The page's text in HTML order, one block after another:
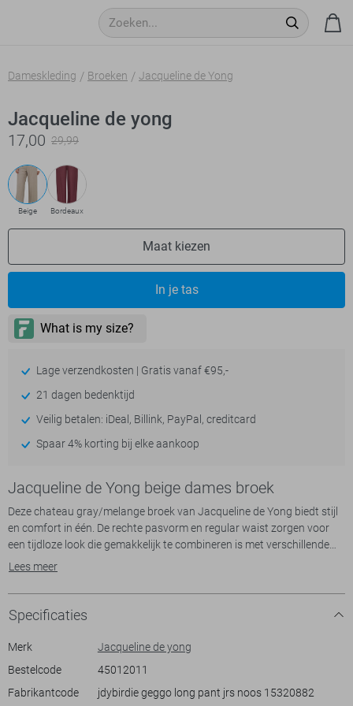
Dameskleding Broeken Jacqueline de Yong
Jacqueline de yong
17,00 29,99
Beige Bordeaux
Maat kiezen
In je tas
Lage verzendkosten | Gratis vanaf €95,-
21 dagen bedenktijd
Veilig betalen: iDeal, Billink, PayPal, creditcard
Spaar 4% korting bij elke aankoop
Jacqueline de Yong beige dames broek
Deze chateau gray/melange broek van Jacqueline de Yong biedt stijl
en comfort in één. De rechte pasvorm en regular waist zorgen voor
een tijdloze look die gemakkelijk te combineren is met verschillende
tops en schoenen. De elastische boord maakt de broek niet alleen
Met de subtiele structuur in de stof voeg je een uniek element toe aan
je outfit, waarmee je zowel op kantoor als in je vrije tijd goed voor de
dag komt.
Gemaakt van een zachte blend van 53% viscose en 47% nylon, voelt
steekzakken voegen een casual tintje toe en bieden ruimte voor kleine
essentials. Of je nu naar een ontspannen brunch gaat of een
Lees meer
Specificaties
Merk
Jacqueline de yong
Bestelcode
45012011
Fabrikantcode
jdybirdie geggo long pant jrs noos 15320882